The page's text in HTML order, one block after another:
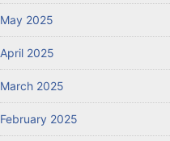
May 2025
April 2025
March 2025
February 2025